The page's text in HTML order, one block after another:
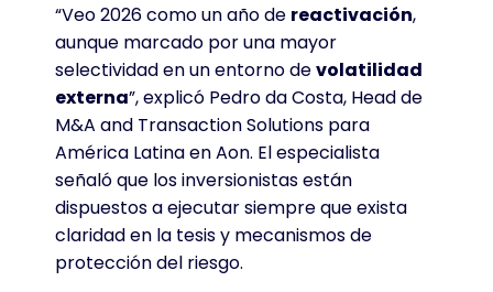
“Veo 2026 como un año de reactivación,
aunque marcado por una mayor
selectividad en un entorno devolatilidad
externa”, explicó Pedro da Costa, Head de
M&A and Transaction Solutions para
América Latina en Aon. El especialista
señaló que los inversionistas están
dispuestos a ejecutar siempre que exista
claridad en la tesis y mecanismos de
protección del riesgo.